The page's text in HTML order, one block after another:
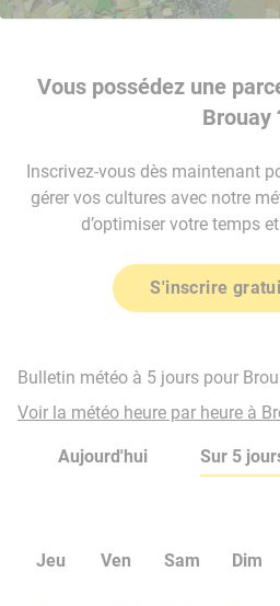
Vous possédez une
Brouay
Inscrivez-vous dès maintenant
gérer vos cultures avec notre
d’optimiser votre temps
S'inscrire
Bulletin météo à 5 jours pour
Voir la météo heure par heure à
Aujourd'hui Sur 5
Jeu Ven Sam Dim